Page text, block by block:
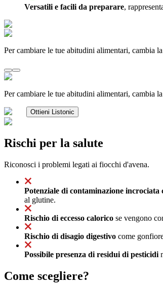
Versatili e facili da preparare,
Per cambiare le tue abitudini alimentari, cambia
Per cambiare le tue abitudini alimentari, cambia
Ottieni Listonic
Rischi per la salute
Riconosci i problemi legati ai fiocchi d'avena.
Potenziale di contaminazione incrociata
al glutine.
Rischio di eccesso calorico se vengono
Rischio di disagio digestivo come
Possibile presenza di residui di pesticidi
Come scegliere?